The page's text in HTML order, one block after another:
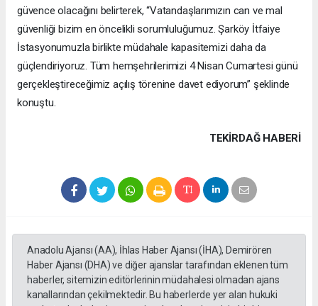
güvence olacağını belirterek, “Vatandaşlarımızın can ve mal
güvenliği bizim en öncelikli sorumluluğumuz. Şarköy İtfaiye
İstasyonumuzla birlikte müdahale kapasitemizi daha da
güçlendiriyoruz. Tüm hemşehrilerimizi 4 Nisan Cumartesi günü
gerçekleştireceğimiz açılış törenine davet ediyorum” şeklinde
konuştu.
TEKIRDAĞ HABERİ
Anadolu Ajansı (AA), İhlas Haber Ajansı (İHA), Demirören
Haber Ajansı (DHA) ve diğer ajanslar tarafından eklenen tüm
haberler, sitemizin editörlerinin müdahalesi olmadan ajans
kanallarından çekilmektedir. Bu haberlerde yer alan hukuki